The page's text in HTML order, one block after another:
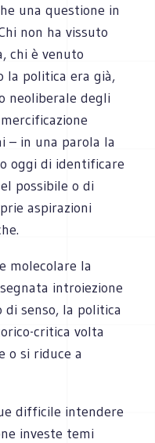
una questione in
non ha vissuto
chi è venuto
la politica era già,
neoliberale degli
– in una parola la
oggi di identificare
possibile o di
aspirazioni
molecolare la
introiezione
senso, la politica
critica volta
o si riduce a
difficile intendere
investe temi